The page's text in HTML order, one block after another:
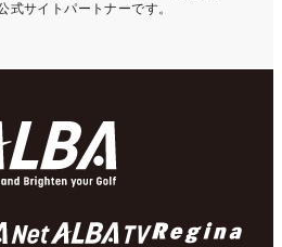
式サイトパートナーです。